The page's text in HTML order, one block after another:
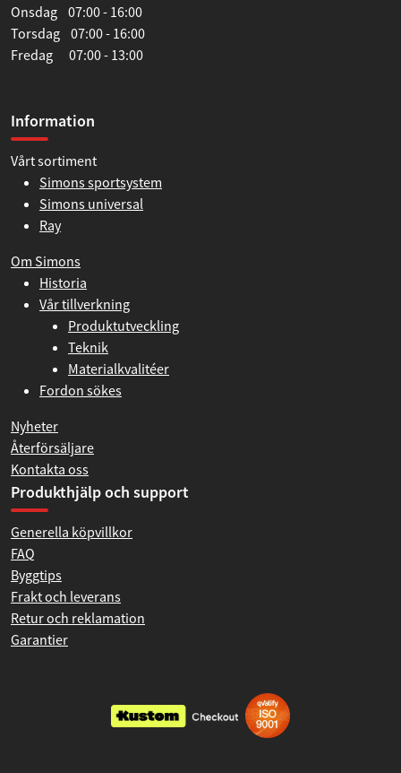
Onsdag 07:00 - 16:00
Torsdag 07:00 - 16:00
Fredag 07:00 - 13:00
Information
Vårt sortiment
Simons sportsystem
Simons universal
Ray
Om Simons
Historia
Vår tillverkning
Produktutveckling
Teknik
Materialkvalitéer
Fordon sökes
Nyheter
Återförsäljare
Kontakta oss
Produkthjälp och support
Generella köpvillkor
FAQ
Byggtips
Frakt och leverans
Retur och reklamation
Garantier